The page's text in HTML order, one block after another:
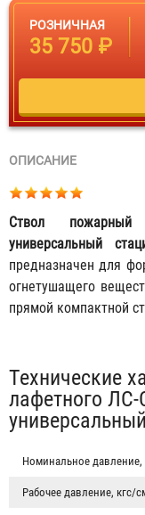
РОЗНИЧНАЯ
35 750 ₽
ОПИСАНИЕ
Ствол
универсальный
предназначен для
огнетушащего
прямой компактной
Табы
Технические
лафетного
универсальный
Номинальное давление,
Рабочее давление, кгс/